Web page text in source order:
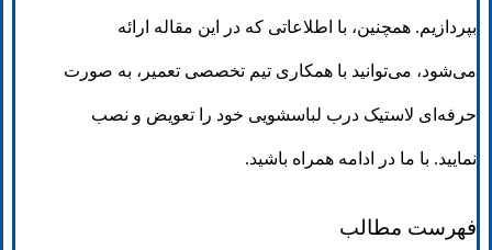
بپردازیم. همچنین، با اطلاعاتی که در این مقاله ارائه
می‌شود، می‌توانید با همکاری تیم تخصصی تعمیر، به صورت
حرفه‌ای لاستیک درب لباسشویی خود را تعویض و نصب
نمایید. با ما در ادامه همراه باشید.
فهرست مطالب